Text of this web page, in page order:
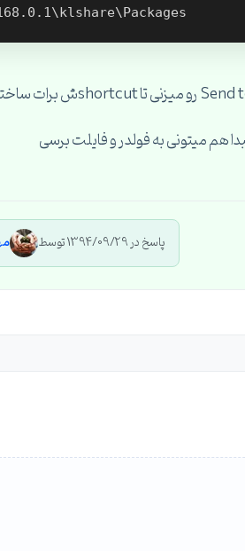
پاسخ در 1394/09/29 توسط